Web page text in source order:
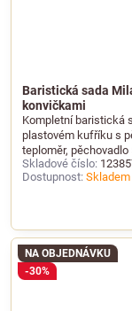
Baristická sada
konvičkami
Kompletní baristická
plastovém kufříku s
teploměr,
Skladové číslo:
Dostupnost:
NA OBJEDNÁVKU
-30%